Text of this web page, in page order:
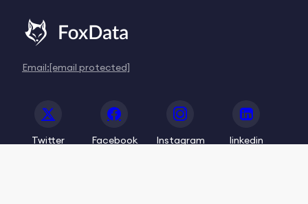
Email:[email protected]
Twitter Facebook Instagram linkedin